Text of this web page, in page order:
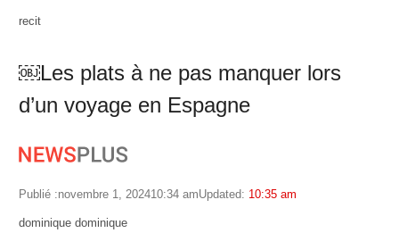
Author
recit
￼Les plats à ne pas manquer lors
d’un voyage en Espagne
Publié :novembre 1, 202410:34 amUpdated: 10:35 am
Author
dominique dominique